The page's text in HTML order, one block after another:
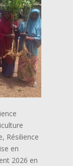
Résilience
en
2026 en